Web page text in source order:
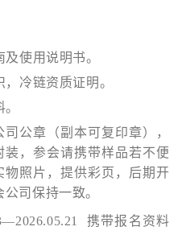
使用说明书。
冷链资质证明。
公章（副本可复印章），
，参会请携带样品若不便
照片，提供彩页，后期开
司保持一致。
携带报名资料